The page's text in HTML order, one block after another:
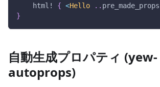
html!
{ <Hello .. pre_made_props
}
自動生成プロパティ (yew-
autoprops)